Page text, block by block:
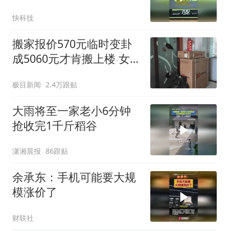
快科技
搬家报价570元临时变卦
成5060元才肯搬上楼 女子
极目新闻 2.4万跟贴
大雨将至一家老小6分钟
抢收完1千斤稻谷
潇湘晨报 86跟贴
余承东：手机可能要大规
模涨价了
财联社